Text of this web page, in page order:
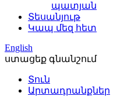
պատյան
Տեսանյութ
Կապ մեզ հետ
English
ստացեք գնանշում
Տուն
Արտադրանքներ